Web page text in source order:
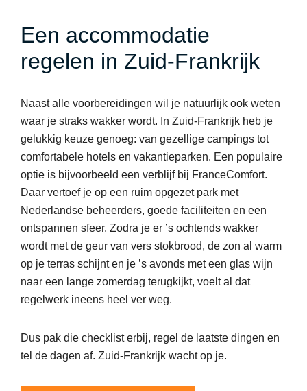
Een accommodatie
regelen in Zuid-Frankrijk
Naast alle voorbereidingen wil je natuurlijk ook weten
waar je straks wakker wordt. In Zuid-Frankrijk heb je
gelukkig keuze genoeg: van gezellige campings tot
comfortabele hotels en vakantieparken. Een populaire
optie is bijvoorbeeld een verblijf bij FranceComfort.
Daar vertoef je op een ruim opgezet park met
Nederlandse beheerders, goede faciliteiten en een
ontspannen sfeer. Zodra je er ’s ochtends wakker
wordt met de geur van vers stokbrood, de zon al warm
op je terras schijnt en je ’s avonds met een glas wijn
naar een lange zomerdag terugkijkt, voelt al dat
regelwerk ineens heel ver weg.
Dus pak die checklist erbij, regel de laatste dingen en
tel de dagen af. Zuid-Frankrijk wacht op je.